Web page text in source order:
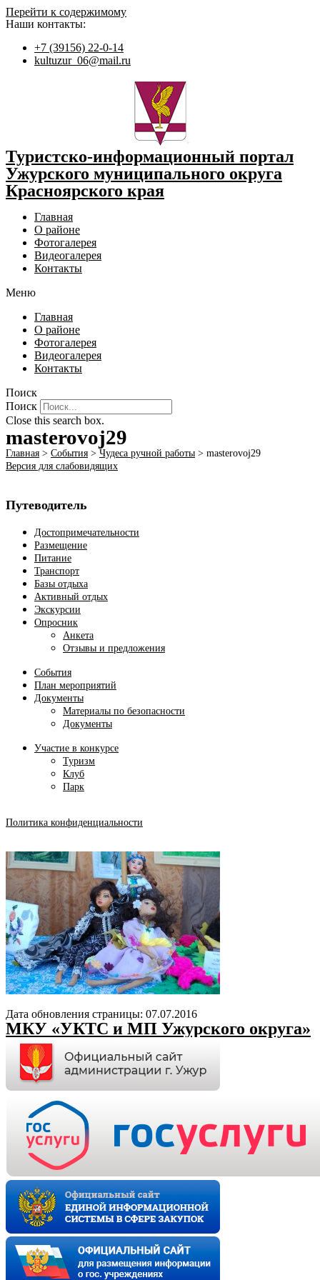
Перейти к содержимому
Наши контакты:
+7 (39156) 22-0-14
kultuzur_06@mail.ru
Туристско-информационный портал
Ужурского муниципального округа
Красноярского края
Главная
О районе
Фотогалерея
Видеогалерея
Контакты
Меню
Главная
О районе
Фотогалерея
Видеогалерея
Контакты
Поиск
Поиск
Close this search box.
masterovoj29
Главная > События > Чудеса ручной работы > masterovoj29
Версия для слабовидящих
Путеводитель
Достопримечательности
Размещение
Питание
Транспорт
Базы отдыха
Активный отдых
Экскурсии
Опросник
Анкета
Отзывы и предложения
События
План мероприятий
Документы
Материалы по безопасности
Документы
Участие в конкурсе
Туризм
Клуб
Парк
Политика конфиденциальности
Дата обновления страницы: 07.07.2016
МКУ «УКТС и МП Ужурского округа»